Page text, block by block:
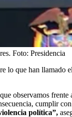
Foto: Presidencia
lo que han llamado
observamos
cumplir
política”,